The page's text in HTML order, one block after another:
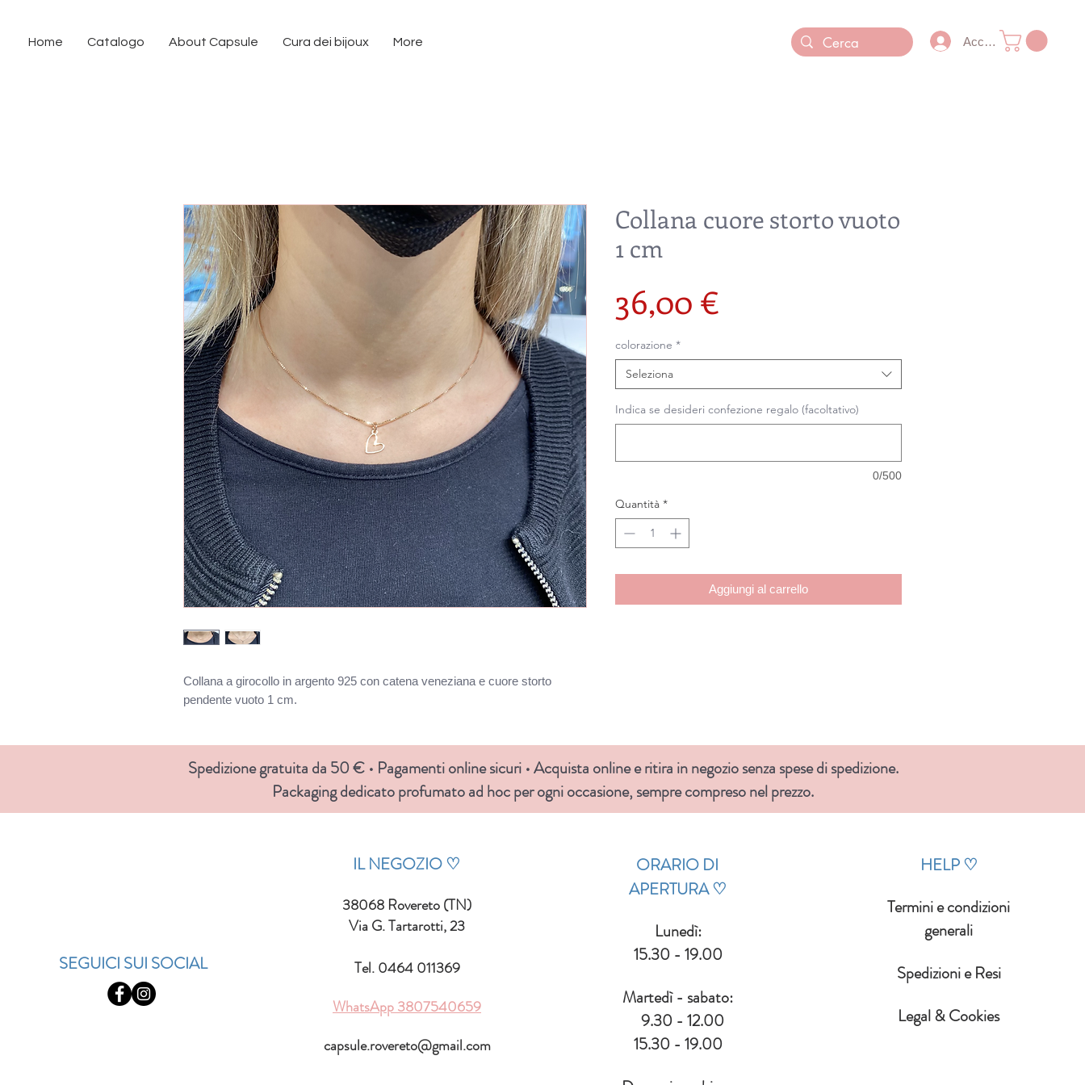
Home Catalogo About Capsule Cura dei bijoux More Accedi
Collana a girocollo in argento 925 con catena veneziana e cuore storto
pendente vuoto 1 cm.
Collana cuore storto vuoto
1 cm
36,00 €
colorazione *
Seleziona
Indica se desideri confezione regalo (facoltativo)
0/500
Quantità *
Aggiungi al carrello
Spedizione gratuita da 50 € • Pagamenti online sicuri • Acquista online e ritira in negozio senza spese di spedizione.
Packaging dedicato profumato ad hoc per ogni occasione, sempre compreso nel prezzo.
SEGUICI SUI SOCIAL
IL NEGOZIO ♡
38068 Rovereto (TN)
Via G. Tartarotti, 23
Tel. 0464 011369
WhatsApp3807540659
capsule.rovereto@gmail.com
ORARIO DI
APERTURA♡
Lunedì:
15.30 - 19.00
Martedì - sabato:
9.30 - 12.00
15.30 - 19.00
HELP♡
Termini e condizioni
generali
Spedizioni e Resi
Legal & Cookies